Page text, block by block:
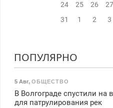
24
25 26 27
31
1 2 3
ПОПУЛЯРНО
5 Авг, ОБЩЕСТВО
В Волгограде спустили
для патрулирования рек